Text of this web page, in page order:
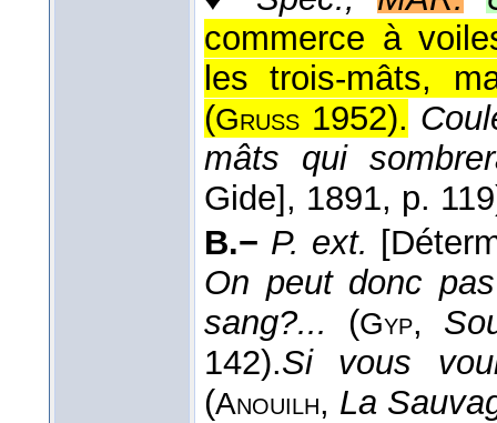
commerce à
les trois-mâts,
(Gruss 1952).
mâts qui
Gide], 1891, p.
B.− P. ext.
On peut donc
sang?...
(Gyp,
142).Si vous
(Anouilh, La